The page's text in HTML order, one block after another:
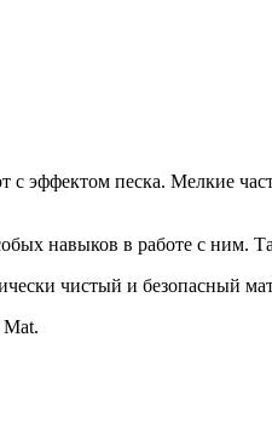
эффектом песка. Мелкие
навыков в работе с
чистый и безопасный